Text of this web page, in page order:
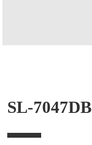
SL-7047DB